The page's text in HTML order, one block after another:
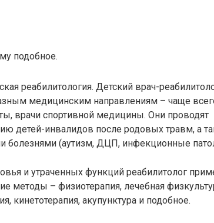
подобное.
реабилитология. Детский врач-
медицинским направлениям – чаще
врачи спортивной медицины. Они проводят
детей-инвалидов после родовых травм, а
болезнями (аутизм, ДЦП, инфекционные
и утраченных функций реабилитолог
методы – физиотерапия, лечебная
кинетотерапия, акупунктура и подобное.